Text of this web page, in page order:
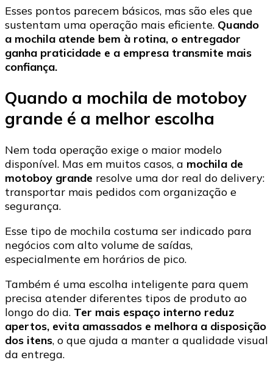
Esses pontos parecem básicos, mas são eles que
sustentam uma operação mais eficiente. Quando
a mochila atende bem à rotina, o entregador
ganha praticidade e a empresa transmite mais
confiança.
Quando a mochila de motoboy
grande é a melhor escolha
Nem toda operação exige o maior modelo
disponível. Mas em muitos casos, a mochila de
motoboy grande resolve uma dor real do delivery:
transportar mais pedidos com organização e
segurança.
Esse tipo de mochila costuma ser indicado para
negócios com alto volume de saídas,
especialmente em horários de pico.
Também é uma escolha inteligente para quem
precisa atender diferentes tipos de produto ao
longo do dia. Ter mais espaço interno reduz
apertos, evita amassados e melhora a disposição
dos itens, o que ajuda a manter a qualidade visual
da entrega.